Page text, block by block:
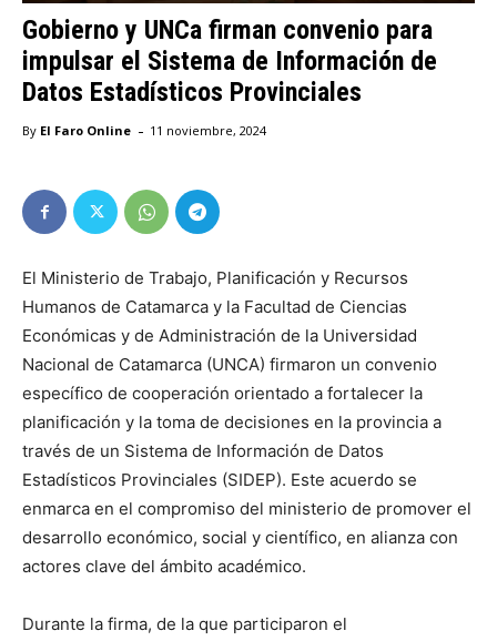
Gobierno y UNCa firman convenio para
impulsar el Sistema de Información de
Datos Estadísticos Provinciales
By El Faro Online - 11 noviembre, 2024
El Ministerio de Trabajo, Planificación y Recursos
Humanos de Catamarca y la Facultad de Ciencias
Económicas y de Administración de la Universidad
Nacional de Catamarca (UNCA) firmaron un convenio
específico de cooperación orientado a fortalecer la
planificación y la toma de decisiones en la provincia a
través de un Sistema de Información de Datos
Estadísticos Provinciales (SIDEP). Este acuerdo se
enmarca en el compromiso del ministerio de promover el
desarrollo económico, social y científico, en alianza con
actores clave del ámbito académico.
Durante la firma, de la que participaron el